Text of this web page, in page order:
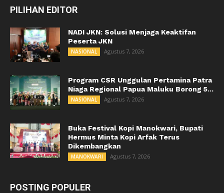
PILIHAN EDITOR
NADI JKN: Solusi Menjaga Keaktifan
Peserta JKN
NASIONAL Agustus 7, 2026
Program CSR Unggulan Pertamina Patra
Niaga Regional Papua Maluku Borong 5...
NASIONAL Agustus 7, 2026
Buka Festival Kopi Manokwari, Bupati
Hermus Minta Kopi Arfak Terus
Dikembangkan
MANOKWARI Agustus 7, 2026
POSTING POPULER